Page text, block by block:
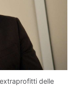
delle